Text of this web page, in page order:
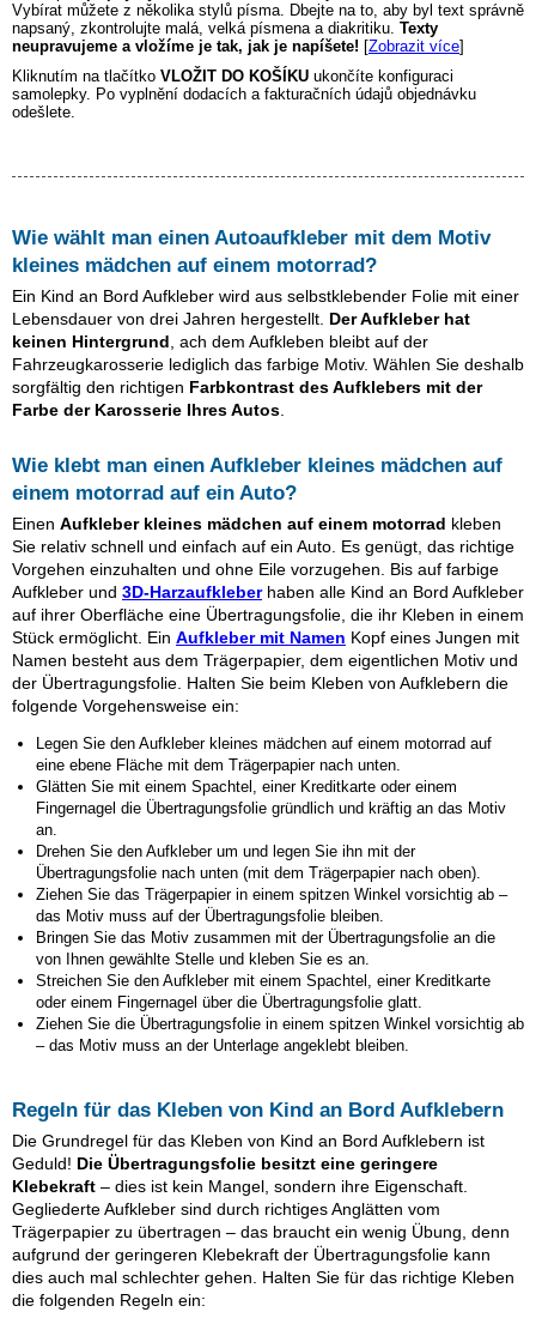
Vybírat můžete z několika stylů písma. Dbejte na to, aby byl text správně
napsaný, zkontrolujte malá, velká písmena a diakritiku. Texty
neupravujeme a vložíme je tak, jak je napíšete! [Zobrazit více]
Kliknutím na tlačítko VLOŽIT DO KOŠÍKU ukončíte konfiguraci
samolepky. Po vyplnění dodacích a fakturačních údajů objednávku
odešlete.
Wie wählt man einen Autoaufkleber mit dem Motiv
kleines mädchen auf einem motorrad?
Ein Kind an Bord Aufkleber wird aus selbstklebender Folie mit einer
Lebensdauer von drei Jahren hergestellt. Der Aufkleber hat
keinen Hintergrund , ach dem Aufkleben bleibt auf der
Fahrzeugkarosserie lediglich das farbige Motiv. Wählen Sie deshalb
sorgfältig den richtigen Farbkontrast des Aufklebers mit der
Farbe der Karosserie Ihres Autos
Wie klebt man einen Aufkleber kleines mädchen auf
einem motorrad auf ein Auto?
Einen Aufkleber kleines mädchen auf einem motorrad kleben
Sie relativ schnell und einfach auf ein Auto. Es genügt, das richtige
Vorgehen einzuhalten und ohne Eile vorzugehen. Bis auf farbige
Aufkleber und 3D-Harzaufkleberhaben alle Kind an Bord Aufkleber
auf ihrer Oberfläche eine Übertragungsfolie, die ihr Kleben in einem
Stück ermöglicht. Ein Aufkleber mit Namen Kopf eines Jungen mit
Namen besteht aus dem Trägerpapier, dem eigentlichen Motiv und
der Übertragungsfolie. Halten Sie beim Kleben von Aufklebern die
folgende Vorgehensweise ein:
Legen Sie den Aufkleber kleines mädchen auf einem motorrad auf
eine ebene Fläche mit dem Trägerpapier nach unten.
Glätten Sie mit einem Spachtel, einer Kreditkarte oder einem
Fingernagel die Übertragungsfolie gründlich und kräftig an das Motiv
an.
Drehen Sie den Aufkleber um und legen Sie ihn mit der
Übertragungsfolie nach unten (mit dem Trägerpapier nach oben).
Ziehen Sie das Trägerpapier in einem spitzen Winkel vorsichtig ab –
das Motiv muss auf der Übertragungsfolie bleiben.
Bringen Sie das Motiv zusammen mit der Übertragungsfolie an die
von Ihnen gewählte Stelle und kleben Sie es an.
Streichen Sie den Aufkleber mit einem Spachtel, einer Kreditkarte
oder einem Fingernagel über die Übertragungsfolie glatt.
Ziehen Sie die Übertragungsfolie in einem spitzen Winkel vorsichtig ab
– das Motiv muss an der Unterlage angeklebt bleiben.
Regeln für das Kleben von Kind an Bord Aufklebern
Die Grundregel für das Kleben von Kind an Bord Aufklebern ist
Geduld! Die Übertragungsfolie besitzt eine geringere
Klebekraft – dies ist kein Mangel, sondern ihre Eigenschaft.
Gegliederte Aufkleber sind durch richtiges Anglätten vom
Trägerpapier zu übertragen – das braucht ein wenig Übung, denn
aufgrund der geringeren Klebekraft der Übertragungsfolie kann
dies auch mal schlechter gehen. Halten Sie für das richtige Kleben
die folgenden Regeln ein: